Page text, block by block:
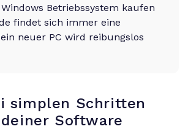
Betriebssystem kaufen
findet sich immer eine
neuer PC wird reibungslos
simplen Schritten
Software